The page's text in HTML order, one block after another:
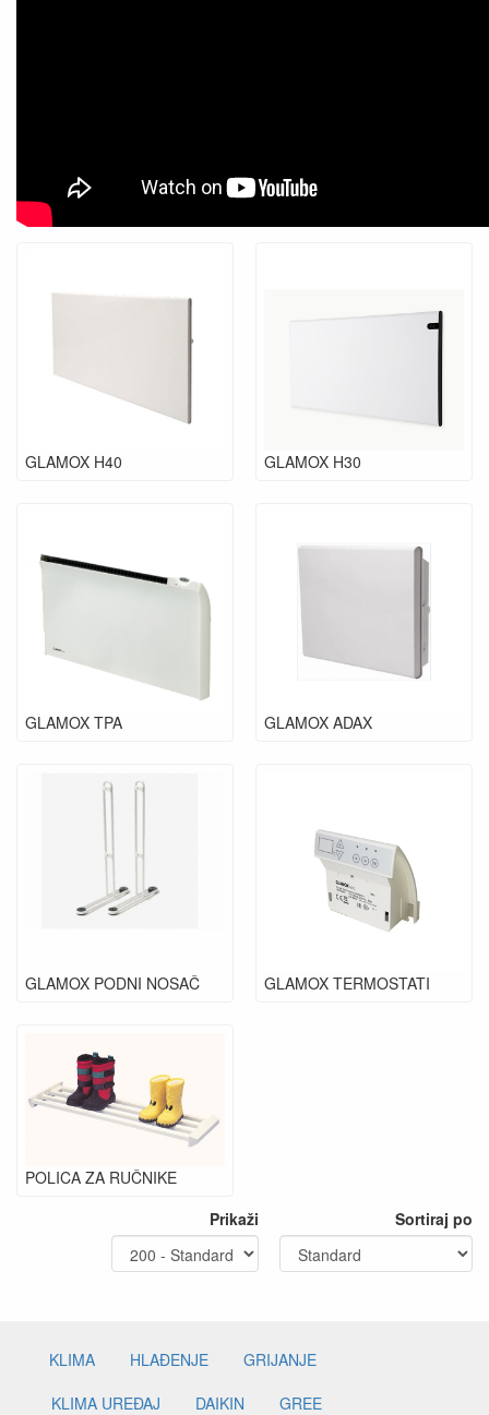
GLAMOX H40 GLAMOX H30
GLAMOX TPA GLAMOX ADAX
GLAMOX PODNI NOSAČ GLAMOX TERMOSTATI
POLICA ZA RUČNIKE
Prikaži
Sortiraj po
KLIMA HLAĐENJE
GRIJANJE
KLIMA UREĐAJ
DAIKIN
GREE